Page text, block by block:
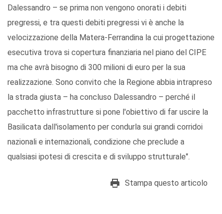
Dalessandro – se prima non vengono onorati i debiti
pregressi, e tra questi debiti pregressi vi è anche la
velocizzazione della Matera-Ferrandina la cui progettazione
esecutiva trova si copertura finanziaria nel piano del CIPE
ma che avrà bisogno di 300 milioni di euro per la sua
realizzazione. Sono convito che la Regione abbia intrapreso
la strada giusta – ha concluso Dalessandro – perché il
pacchetto infrastrutture si pone l'obiettivo di far uscire la
Basilicata dall'isolamento per condurla sui grandi corridoi
nazionali e internazionali, condizione che preclude a
qualsiasi ipotesi di crescita e di sviluppo strutturale".
Stampa questo articolo